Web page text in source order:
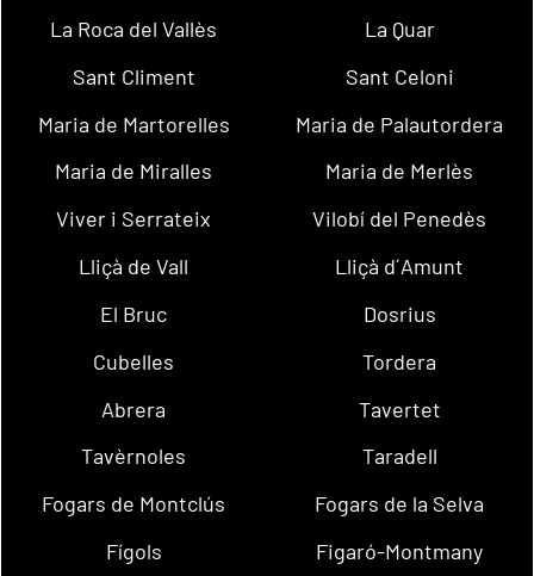
La Roca del Vallès
La Quar
Sant Climent
Sant Celoni
Maria de Martorelles
Maria de Palautordera
Maria de Miralles
Maria de Merlès
Viver i Serrateix
Vilobí del Penedès
Lliçà de Vall
Lliçà d´Amunt
El Bruc
Dosrius
Cubelles
Tordera
Abrera
Tavertet
Tavèrnoles
Taradell
Fogars de Montclús
Fogars de la Selva
Fígols
Figaró-Montmany